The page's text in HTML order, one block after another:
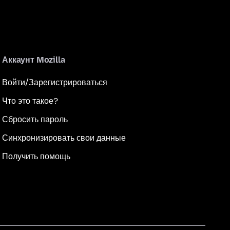
Аккаунт Mozilla
Войти/Зарегистрироваться
Что это такое?
Сбросить пароль
Синхронизировать свои данные
Получить помощь